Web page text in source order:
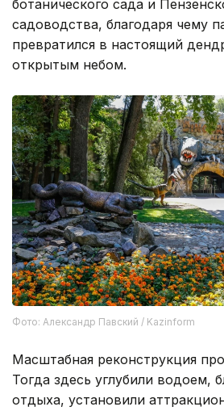
ботанического сада и
садоводства, благодаря чему
превратился в настоящий
открытым небом.
Фото: Александр Павский / Kazinform
Масштабная реконструкция
Тогда здесь углубили водоем,
отдыха, установили